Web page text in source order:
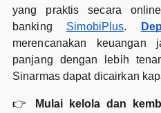
yang praktis secara
banking SimobiPlus.
merencanakan keuangan
panjang dengan lebih
Sinarmas dapat dicairkan
👉
Mulai kelola dan